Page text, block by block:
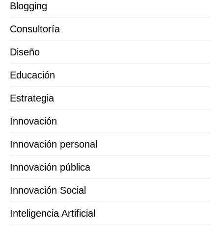
Blogging
Consultoría
Diseño
Educación
Estrategia
Innovación
Innovación personal
Innovación pública
Innovación Social
Inteligencia Artificial